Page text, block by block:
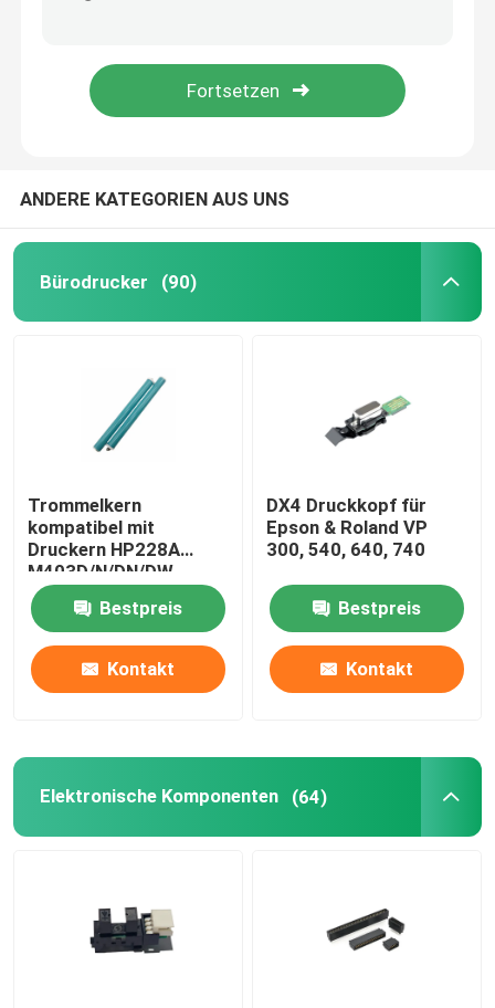
Lineare Führung
PCB-Boards
Tägliche Notwendigkeiten
Haustierversorgungen
ANDERE KATEGORIEN AUS UNS
Bürodrucker (90)
Trommelkern
kompatibel mit
Druckern HP228A
M403D/N/DN/DW
M427FDW/FDN
Bestpreis
Kontakt
DX4 Druckkopf für
Epson & Roland VP
300, 540, 640, 740
Bestpreis
Kontakt
Elektronische Komponenten (64)